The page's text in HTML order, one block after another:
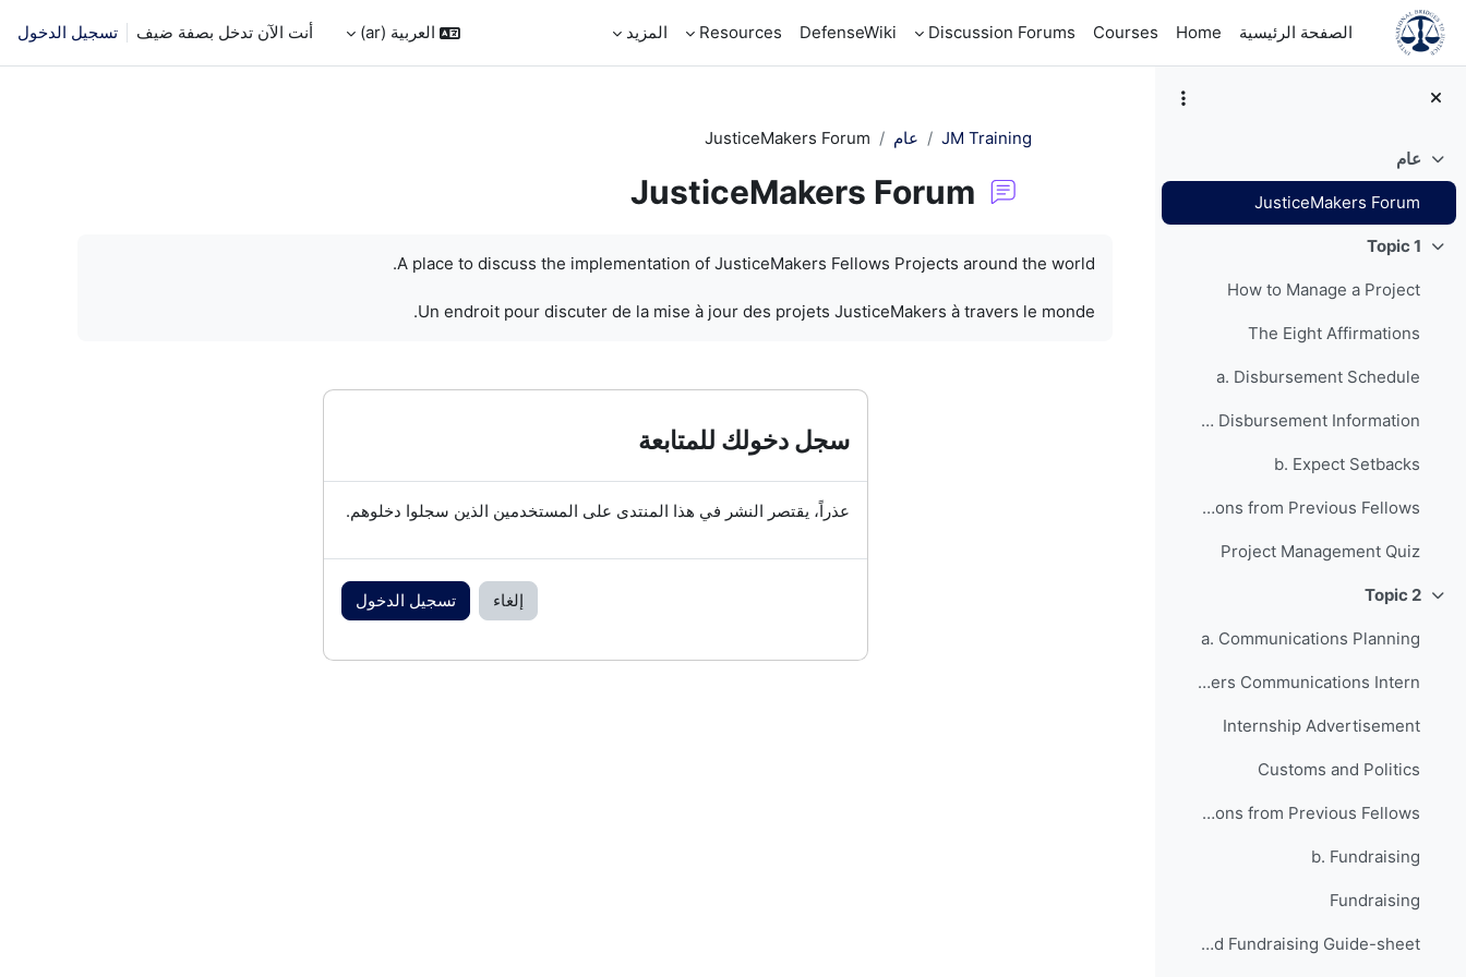
تخطى إلى المحتوى الرئيسي
الصفحة الرئيسية
Home
Courses
Discussion Forums
DefenseWiki
Resources المزيد العربية ‎(ar)‎ أنت الآن تدخل بصفة ضيف تسجيل الدخول
طيعام
JusticeMakers Forum
طيTopic 1
How to Manage a Project
The Eight Affirmations
a. Disbursement Schedule
Grant Disbursement Information
b. Expect Setbacks
Anticipating Setbacks - Lessons from Previous Fellows
Project Management Quiz
طيTopic 2
a. Communications Planning
Your JusticeMakers Communications Intern
Internship Advertisement
Customs and Politics
Raising Awareness for your Project - Lessons from Previous Fellows
b. Fundraising
Fundraising
Grant Writing and Fundraising Guide-sheet
JM Training عام JusticeMakers Forum
JusticeMakers Forum
A place to discuss the implementation of JusticeMakers Fellows Projects around the world.
Un endroit pour discuter de la mise à jour des projets JusticeMakers à travers le monde.
سجل دخولك للمتابعة
عذراً، يقتصر النشر في هذا المنتدى على المستخدمين الذين سجلوا دخلوهم.
إلغاء تسجيل الدخول